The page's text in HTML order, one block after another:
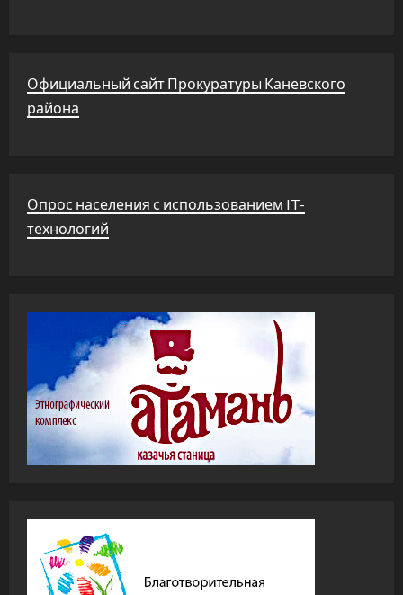
Официальный сайт Прокуратуры Каневского
района
Опрос населения с использованием IT-
технологий